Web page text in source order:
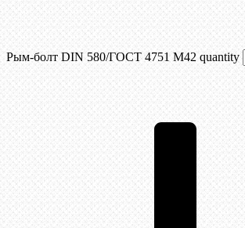
Рым-болт DIN 580/ГОСТ 4751 М42 quantity